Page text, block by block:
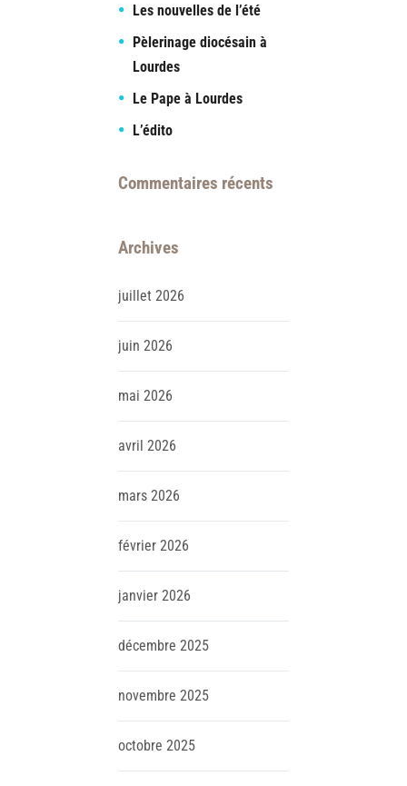
Les nouvelles de l’été
Pèlerinage diocésain à
Lourdes
Le Pape à Lourdes
L’édito
Commentaires récents
Archives
juillet 2026
juin 2026
mai 2026
avril 2026
mars 2026
février 2026
janvier 2026
décembre 2025
novembre 2025
octobre 2025